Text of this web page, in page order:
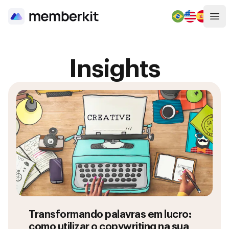
Insights
Transformando palavras em lucro:
como utilizar o copywriting na sua